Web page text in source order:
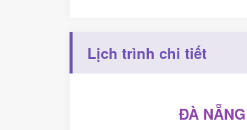
Lịch trình chi tiết
ĐÀ